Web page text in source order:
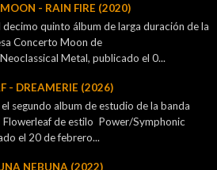
- RAIN FIRE (2020)
decimo quinto álbum de larga duración de la
Concerto Moon de
Metal, publicado el 0...
- DREAMERIE (2026)
segundo album de estudio de la banda
de estilo Power/Symphonic
el 20 de febrero...
NEBUNA (2022)